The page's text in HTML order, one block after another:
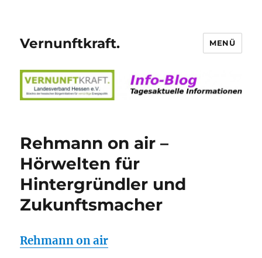
Vernunftkraft. MENÜ
Rehmann on air –
Hörwelten für
Hintergründler und
Zukunftsmacher
Rehmann on air